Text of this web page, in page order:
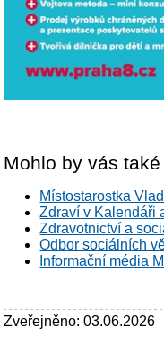
Mohlo by vás
Místostarostka
Zdraví v Kalendáři
Zdravotnictví a
Odbor sociálních
Informační média
Zveřejněno: 03.06.2026